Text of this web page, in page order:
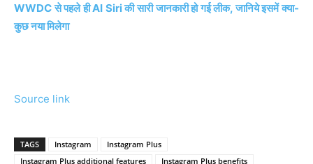
WWDC से पहले ही AI Siri की सारी जानकारी हो गई लीक, जानिये इसमें क्या-
कुछ नया मिलेगा
Source link
TAGS Instagram
Instagram Plus
Instagram Plus additional features
Instagram Plus benefits